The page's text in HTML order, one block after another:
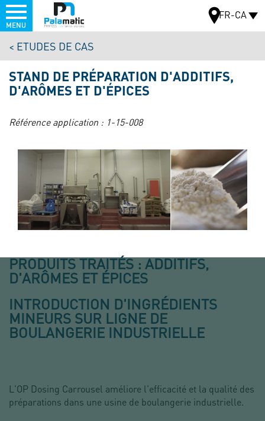
au
contenu
principal
Menu
CARTE
FR-CA
MENU
ETUDES DE CAS
STAND DE PRÉPARATION D'ADDITIFS,
D'ARÔMES ET D'ÉPICES
Référence application : 1-15-008
PRODUITS TRAITÉS : ADDITIFS,
D'ARÔMES ET ÉPICES
INTRODUCTION D'INGRÉDIENTS
MINEURS SUR LIGNE DE
BOULANGERIE INDUSTRIELLE
L'OP Dosing Carrousel améliore l'efficacité et la qualité des
préparations dans une usine de boulangerie industrielle.